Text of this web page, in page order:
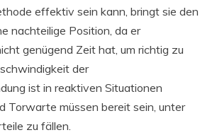
effektiv sein kann, bringt sie den
nachteilige Position, da er
genügend Zeit hat, um richtig zu
der
ist in reaktiven Situationen
Torwarte müssen bereit sein, unter
zu fällen.